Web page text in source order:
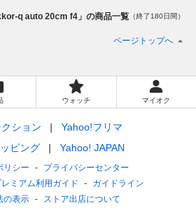
q auto 20cm f4」の商品一覧 （終了180日間）
ページトップへ
ウォッチ マイオク
ション
Yahoo!フリマ
ピング
Yahoo! JAPAN
リシー
プライバシーセンター
レミアム利用ガイド
ガイドライン
の表示
ストア出店について